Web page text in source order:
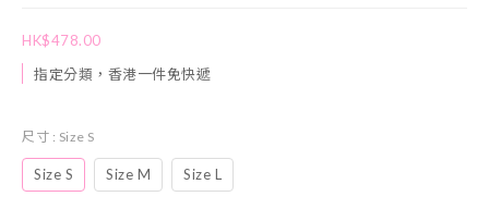
HK$478.00
指定分類，香港一件免快遞
尺寸 : Size S
Size S Size M Size L